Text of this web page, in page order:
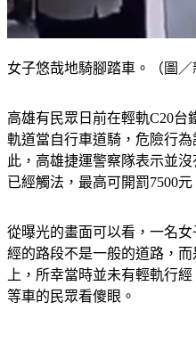
女子悠哉地騎腳踏車。（圖／
高雄有民眾日前在輕軌C20
軌道當自行車道騎，危險行
此，高雄捷運警察隊表示並
已經觸法，最高可開罰7500元
從曝光的畫面可以看，一名
經的路段不是一般的道路，
上，所幸當時並未有輕軌行
等車的民眾看傻眼。